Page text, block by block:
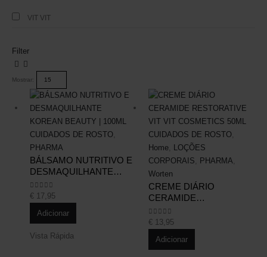
VIT VIT
Filter
Mostrar:
CUIDADOS DE ROSTO,
PHARMA
BÁLSAMO NUTRITIVO E
DESMAQUILHANTE
KOREAN BEAUTY |
100ML
0out of 5
€17,95
Adicionar
Vista Rápida
CUIDADOS DE ROSTO,
Home,
LOÇÕES
CORPORAIS
PHARMA
Worten
CREME DIÁRIO
CERAMIDE
RESTORATIVE VIT VIT
COSMETICS 50ML
0out of 5
€13,95
Adicionar